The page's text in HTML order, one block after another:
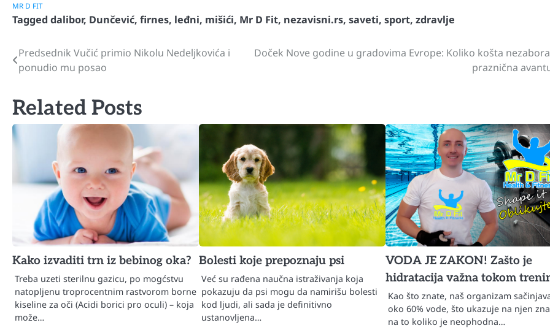
MR D FIT
Tagged dalibor, Dunčević, firnes, leđni, mišići, Mr D Fit, nezavisni.rs, saveti, sport, zdravlje
Navigacija
članaka
Predsednik Vučić primio Nikolu Nedeljkovića i
ponudio mu posao
Doček Nove godine u gradovima Evrope: Koliko košta
praznična
Related Posts
Kako izvaditi trn iz bebinog oka?
Treba uzeti sterilnu gazicu, po mogćstvu
natopljenu troprocentnim rastvorom borne
kiseline za oči (Acidi borici pro oculi) – koja
može…
Bolesti koje prepoznaju psi
Već su rađena naučna istraživanja koja
pokazuju da psi mogu da namirišu bolesti
kod ljudi, ali sada je definitivno
ustanovljena…
VODA JE ZAKON! Zašto je
hidratacija važna tokom
Kao što znate, naš organizam
oko 60% vode, što ukazuje na njen
na to koliko je neophodna…